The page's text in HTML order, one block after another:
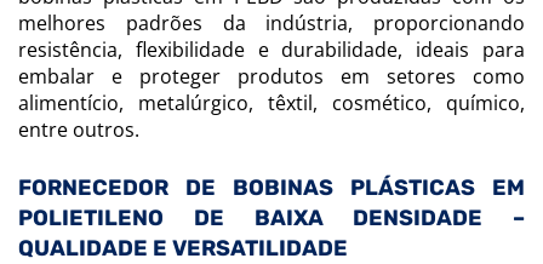
melhores padrões da indústria, proporcionando
resistência, flexibilidade e durabilidade, ideais para
embalar e proteger produtos em setores como
alimentício, metalúrgico, têxtil, cosmético, químico,
entre outros.
FORNECEDOR DE BOBINAS PLÁSTICAS EM
POLIETILENO DE BAIXA DENSIDADE –
QUALIDADE E VERSATILIDADE